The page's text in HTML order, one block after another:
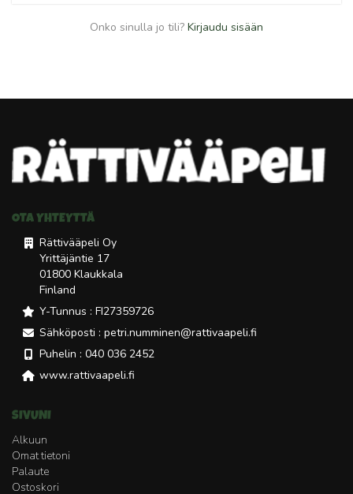
Onko sinulla jo tili? Kirjaudu sisään
OTA YHTEYTTÄ
Rättivääpeli Oy
Yrittäjäntie 17
01800 Klaukkala
Finland
Y-Tunnus : FI27359726
Sähköposti : petri.numminen@rattivaapeli.fi
Puhelin : 040 036 2452
www.rattivaapeli.fi
SIVUNI
Alkuun
Omat tietoni
Palaute
Ostoskori